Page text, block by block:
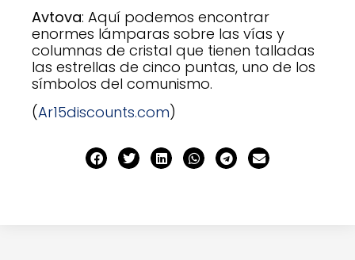
Avtova: Aquí podemos encontrar
enormes lámparas sobre las vías y
columnas de cristal que tienen talladas
las estrellas de cinco puntas, uno de los
símbolos del comunismo.
(Ar15discounts.com)